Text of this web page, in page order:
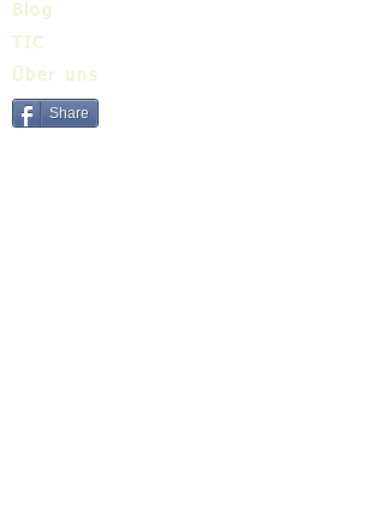
Blog
TIC
Über uns
Share